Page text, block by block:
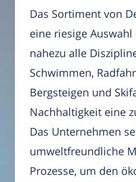
Das Sortiment von
eine riesige
nahezu alle
Schwimmen,
Bergsteigen und
Nachhaltigkeit eine
Das Unternehmen
umweltfreundliche
Prozesse, um den